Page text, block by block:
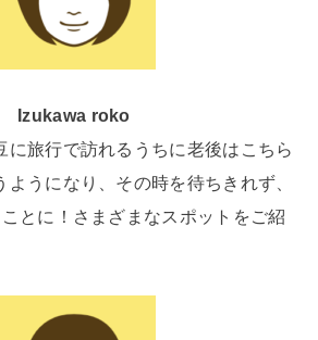
Izukawa roko
に旅行で訪れるうちに老後はこちら
うになり、その時を待ちきれず、
とに！さまざまなスポットをご紹